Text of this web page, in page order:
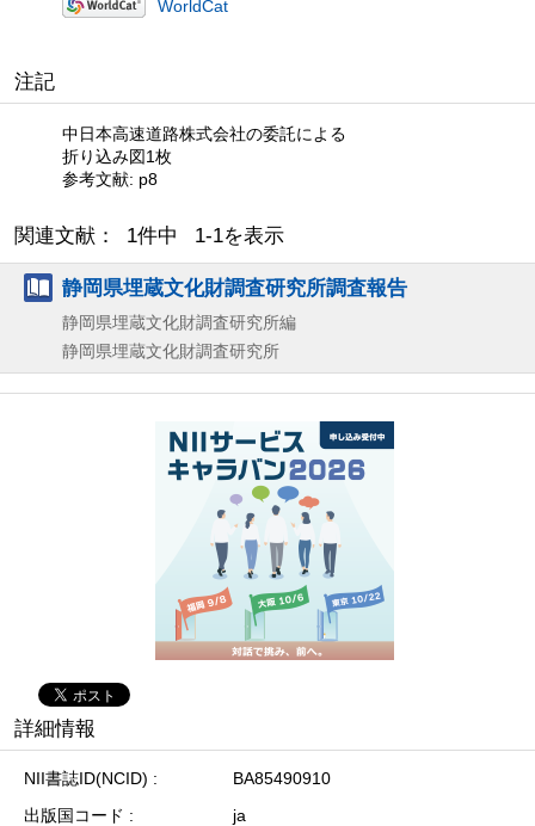
WorldCat
注記
中日本高速道路株式会社の委託による
折り込み図1枚
参考文献: p8
関連文献： 1件中 1-1を表示
静岡県埋蔵文化財調査研究所調査報告
静岡県埋蔵文化財調査研究所編
静岡県埋蔵文化財調査研究所
詳細情報
NII書誌ID(NCID)
BA85490910
出版国コード
ja